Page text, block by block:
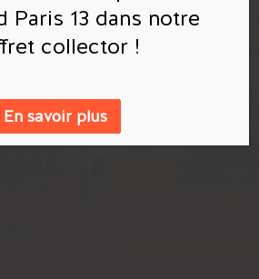
Paris 13 dans notre
collector !
En savoir plus